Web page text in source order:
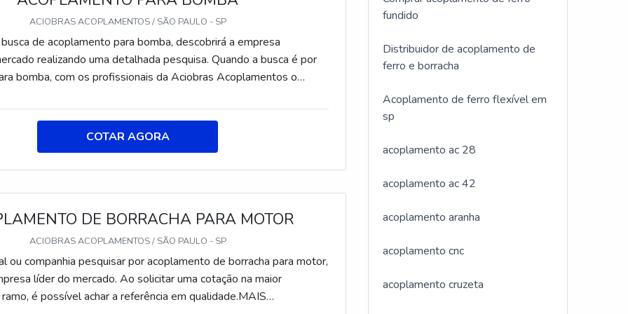
ACIOBRAS ACOPLAMENTOS / SÃO PAULO - SP
de acoplamento para bomba, descobrirá a empresa
realizando uma detalhada pesquisa. Quando a busca é por
bomba, com os profissionais da Aciobras Acoplamentos o
PARA BOMBAA Aciobras Acoplamentos canaliza
criar uma estrutura com escritório de alta qualidade onde são
e estrutura suficiente para atender todas as demandas,
no ramo; Equipamentos de última geração; Estrutura
atender todas as demandas; Sede em localização privilegiada na
trocar o foco sobre acoplamento para bomba, deve-se
que não tenham produtos e serviços com ótima qualidade e
importantes que ficam de fora no planejamento de empresas que
lucro, deixando a desejar nos outros fatores.Isso tudo é a razão
COTAR AGORA
DE BORRACHA PARA MOTOR
ACIOBRAS ACOPLAMENTOS / SÃO PAULO - SP
ou companhia pesquisar por acoplamento de borracha para motor,
líder do mercado. Ao solicitar uma cotação na maior
é possível achar a referência em qualidade.MAIS
fundido
Distribuidor de acoplamento de
ferro e borracha
Acoplamento de ferro flexível em
sp
acoplamento ac 28
acoplamento ac 42
acoplamento aranha
acoplamento cnc
acoplamento cruzeta